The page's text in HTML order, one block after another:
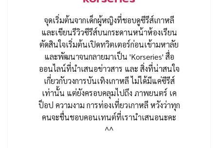
เกี่ยวกับวงการบันเทิงเกาหลี ไม่ได้มีแค่ซีรีส์
เท่านั้น แต่ยังครอบคลุมไปถึง ภาพยนตร์ เค
ป็อป ความงาม การท่องเที่ยวเกาหลี หวังว่าทุก
คนจะชื่นชอบคอนเทนต์ที่เรานำเสนอนะคะ
^^
เนื้อหาที่เกี่ยวข้อง